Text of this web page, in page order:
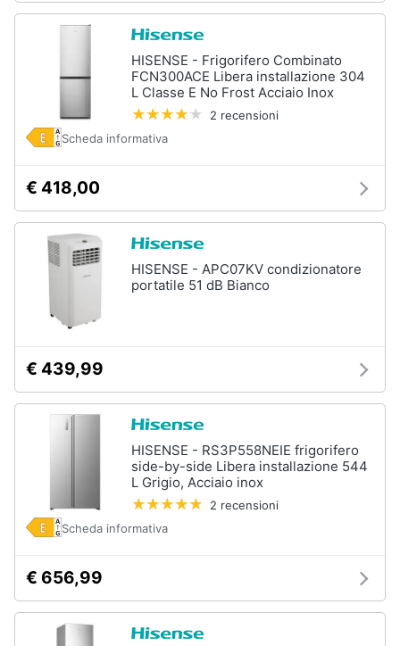
Libri,
Festività
e
ricorrenze
Promozioni
Servizi
clienti
HISENSE - Frigorifero Combinato
FCN300ACE Libera installazione 304
L Classe E No Frost Acciaio Inox
2 recensioni
Scheda informativa
€ 418,00
HISENSE - APC07KV condizionatore
portatile 51 dB Bianco
€ 439,99
HISENSE - RS3P558NEIE frigorifero
side-by-side Libera installazione 544
L Grigio, Acciaio inox
2 recensioni
Scheda informativa
€ 656,99